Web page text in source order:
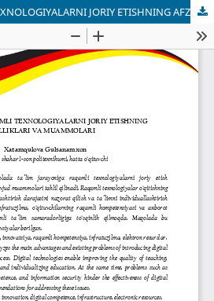
TA’LIMDA RAQAMLI TEXNOLOGIYALARNI JORIY ETISHNING AFZALLIKLARI VA MUAMMOLARI